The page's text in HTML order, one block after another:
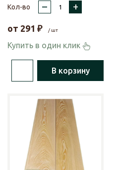
Кол-во
– +
от 291 ₽ / шт
Купить в один клик
В корзину